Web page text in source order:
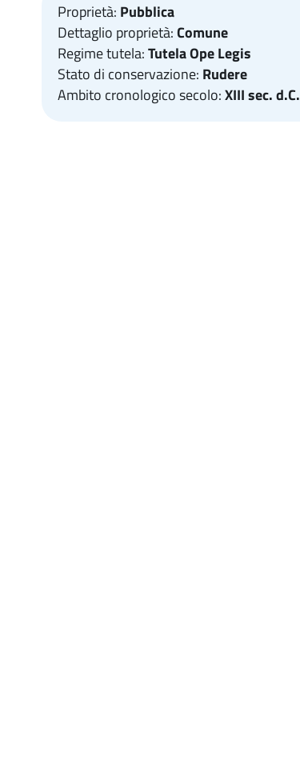
Proprietà: Pubblica
Dettaglio proprietà:Comune
Regime tutela:Tutela Ope Legis
Stato di conservazione: Rudere
Ambito cronologico secolo:XIII sec. d.C.